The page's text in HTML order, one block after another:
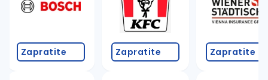
Zapratite Zapratite Zapratite